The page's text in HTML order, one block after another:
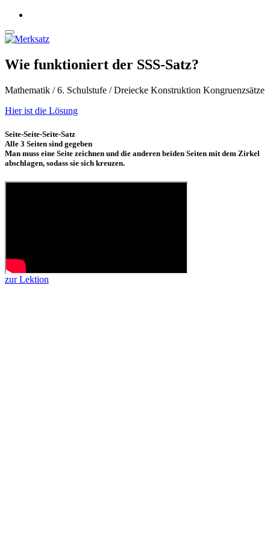
Wie funktioniert der SSS-Satz?
Mathematik / 6. Schulstufe / Dreiecke Konstruktion Kongruenzsätze
Hier ist die Lösung
Seite-Seite-Seite-Satz
Alle 3 Seiten sind gegeben
Man muss eine Seite zeichnen und die anderen beiden Seiten mit dem Zirkel
abschlagen, sodass sie sich kreuzen.
zur Lektion